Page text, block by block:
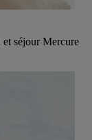
séjour Mercure